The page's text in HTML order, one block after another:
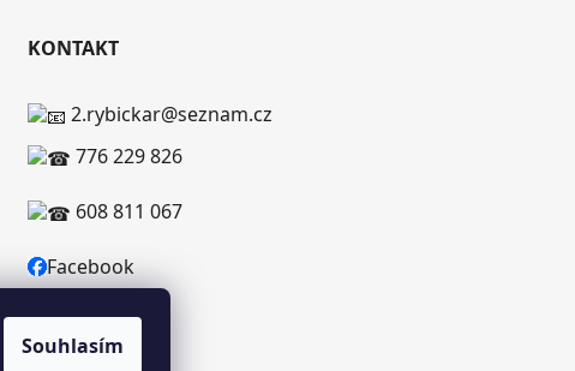
Souhlasím
KONTAKT
2.rybickar@seznam.cz
776 229 826
608 811 067
Facebook